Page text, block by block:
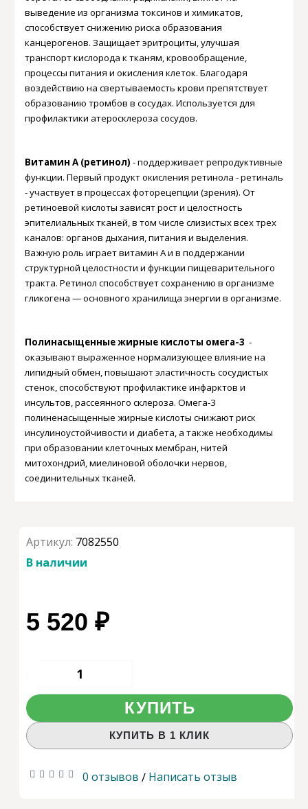
выведение из организма токсинов и химикатов,
способствует снижению риска образования
канцерогенов. Защищает эритроциты, улучшая
транспорт кислорода к тканям, кровообращение,
процессы питания и окисления клеток. Благодаря
воздействию на свертываемость крови препятствует
образованию тромбов в сосудах. Используется для
профилактики атеросклероза сосудов.
Витамин А (ретинол) -поддерживает репродуктивные
функции. Первый продукт окисления ретинола - ретиналь
- участвует в процессах фоторецепции (зрения). От
ретиноевой кислоты зависят рост и целостность
эпителиальных тканей, в том числе слизистых всех трех
каналов: органов дыхания, питания и выделения.
Важную роль играет витамин А и в поддержании
структурной целостности и функции пищеварительного
тракта. Ретинол способствует сохранению в организме
гликогена — основного хранилища энергии в организме.
Полинасыщенные жирные кислоты омега-3 -
оказывают выраженное нормализующее влияние на
липидный обмен, повышают эластичность сосудистых
стенок, способствуют профилактике инфарктов и
инсультов, рассеянного склероза. Омега-3
полиненасыщенные жирные кислоты снижают риск
инсулиноустойчивости и диабета, а также необходимы
при образовании клеточных мембран, нитей
митохондрий, миелиновой оболочки нервов,
соединительных тканей.
Артикул: 7082550
В наличии
5 520 ₽
КУПИТЬ
КУПИТЬ В 1 КЛИК
0 отзывов / Написать отзыв